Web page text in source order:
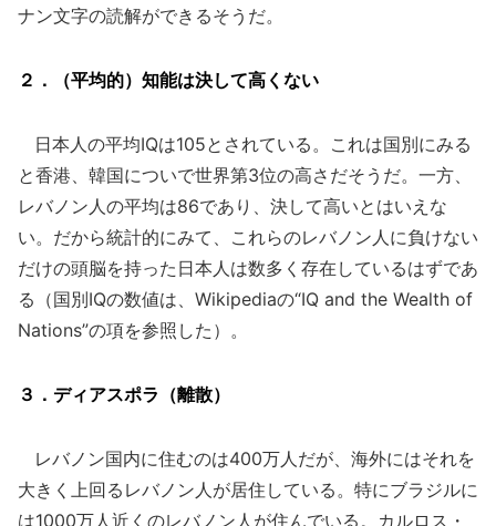
ナン文字の読解ができるそうだ。
２．（平均的）知能は決して高くない
日本人の平均IQは105とされている。これは国別にみる
と香港、韓国についで世界第3位の高さだそうだ。一方、
レバノン人の平均は86であり、決して高いとはいえな
い。だから統計的にみて、これらのレバノン人に負けない
だけの頭脳を持った日本人は数多く存在しているはずであ
る（国別IQの数値は、Wikipediaの“IQ and the Wealth of
Nations”の項を参照した）。
３．ディアスポラ（離散）
レバノン国内に住むのは400万人だが、海外にはそれを
大きく上回るレバノン人が居住している。特にブラジルに
は1000万人近くのレバノン人が住んでいる。カルロス・